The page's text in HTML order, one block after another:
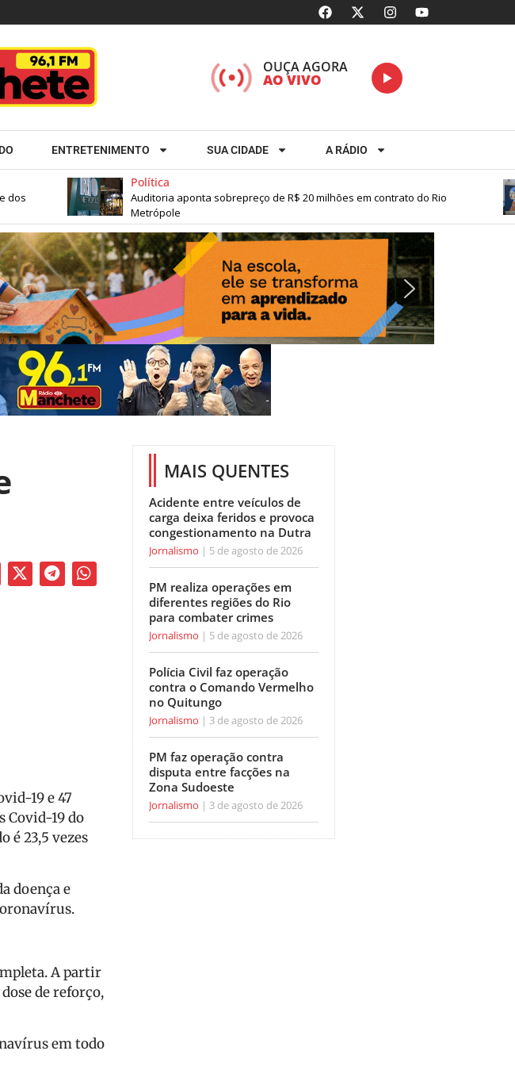
OUÇA AGORA
AO VIVO
ENTRETENIMENTO SUA CIDADE A RÁDIO
Política
Auditoria aponta sobrepreço de R$ 20 milhões em contrato do Rio
Metrópole
19 e 47
Covid-19 do
é 23,5 vezes
doença e
A partir
de reforço,
em todo
MAIS QUENTES
Acidente entre veículos de
carga deixa feridos e provoca
congestionamento na Dutra
Jornalismo 5 de agosto de 2026
PM realiza operações em
diferentes regiões do Rio
para combater crimes
Jornalismo 5 de agosto de 2026
Polícia Civil faz operação
contra o Comando Vermelho
no Quitungo
Jornalismo 3 de agosto de 2026
PM faz operação contra
disputa entre facções na
Zona Sudoeste
Jornalismo 3 de agosto de 2026